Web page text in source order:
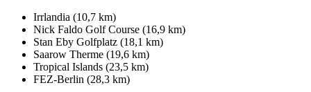
Irrlandia (10,7 km)
Nick Faldo Golf Course (16,9 km)
Stan Eby Golfplatz (18,1 km)
Saarow Therme (19,6 km)
Tropical Islands (23,5 km)
FEZ-Berlin (28,3 km)